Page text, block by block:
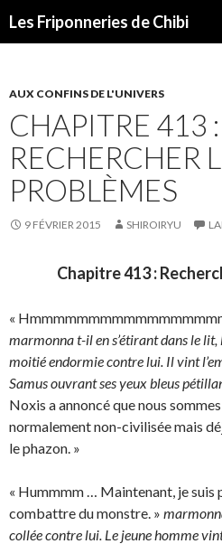
Les Friponneries de Chibi
AUX CONFINS DE L'UNIVERS
CHAPITRE 413 :
RECHERCHER
PROBLÈMES
9 FÉVRIER 2015 SHIROIRYU
Chapitre 413 :
«
marmonna t-il en s’étirant dans le
moitié endormie contre lui. Il vint
Samus ouvrant ses yeux bleus
Noxis a annoncé que nous
normalement non-civilisée mais
le phazon. »
« Hummmm … Maintenant, je suis
combattre du monstre. »
collée contre lui. Le jeune homme